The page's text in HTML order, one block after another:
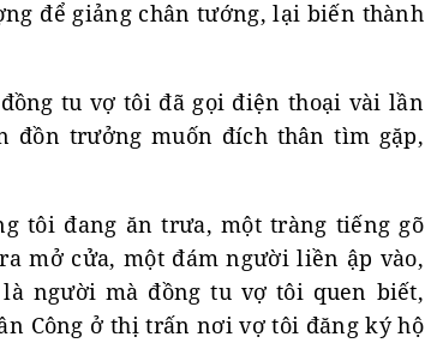
để giảng chân tướng, lại biến thành
tu vợ tôi đã gọi điện thoại vài lần
đồn trưởng muốn đích thân tìm gặp,
tôi đang ăn trưa, một tràng tiếng gõ
mở cửa, một đám người liền ập vào,
người mà đồng tu vợ tôi quen biết,
Công ở thị trấn nơi vợ tôi đăng ký hộ